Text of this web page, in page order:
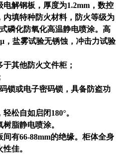
解钢板，厚度为1.2mm，数控
内填特种防火材料，防火等级为
磷化防氧化高温静电喷涂。高
，盐雾试验无锈蚀，冲击力试验
其他防火文件柜；
锁或电子密码锁，具备防盗功
松自如启闭180°。
脂静电喷涂。
有66-88mm的绝缘。柜体全身
佳。